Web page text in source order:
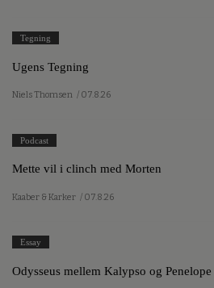
Tegning
Ugens Tegning
Niels Thomsen / 07.8.26
Podcast
Mette vil i clinch med Morten
Kaaber & Karker / 07.8.26
Essay
Odysseus mellem Kalypso og Penelope